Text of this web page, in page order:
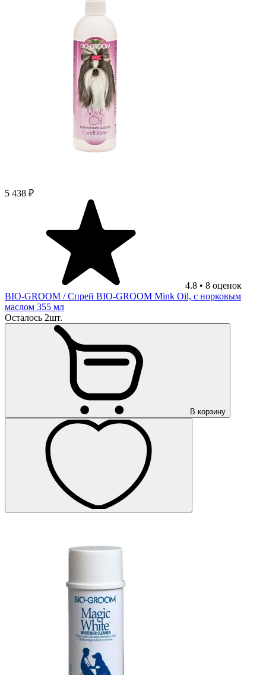
5 438 ₽
4.8 • 8 оценок
BIO-GROOM / Спрей BIO-GROOM Mink Oil, с норковым
маслом 355 мл
Осталось 2шт.
В корзину